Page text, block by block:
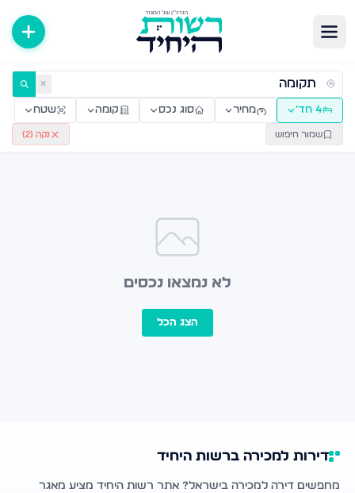
דירות למכירה ולהשכרה — רשות היחיד ✕
4 חד׳ מחיר סוג נכס קומה שטח
שמור חיפוש נקה (2
)
לא נמצאו נכסים
הצג הכל
דירות למכירה ברשות היחיד
מחפשים דירה למכירה בישראל? אתר רשות היחיד מציע מאגר